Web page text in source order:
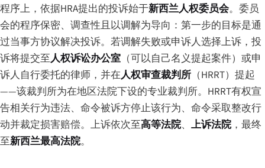
程序上，依据HRA提出的投诉始于新西兰人权委员会。委员
会的程序保密、调查性且以调解为导向：第一步的目标是通
过当事方协议解决投诉。若调解失败或申诉人选择上诉，投
诉将提交至人权诉讼办公室 （可以自己名义提起案件）或申
诉人自行委托的律师，并在人权审查裁判所 （HRRT）提起
——该裁判所为在地区法院下设的专业裁判所。HRRT有权宣
告相关行为违法、命令被诉方停止该行为、命令采取整改行
动并裁定损害赔偿。上诉依次至高等法院、 上诉法院，最终
至新西兰最高法院。